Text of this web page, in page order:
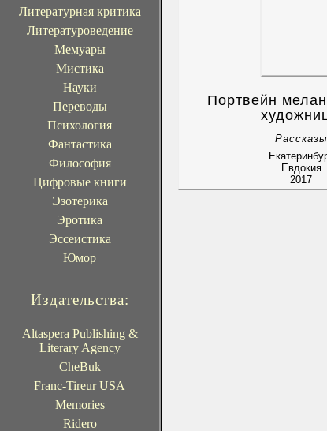
Литературная критика
Литературоведение
Мемуары
Мистика
Науки
Переводы
Психология
Фантастика
Философия
Цифровые книги
Эзотерика
Эротика
Эссеистика
Юмор
Издательства:
Altaspera Publishing &
Literary Agency
CheBuk
Franc-Tireur USA
Memories
Ridero
Портвейн
Рассказы
Евдокия
2017